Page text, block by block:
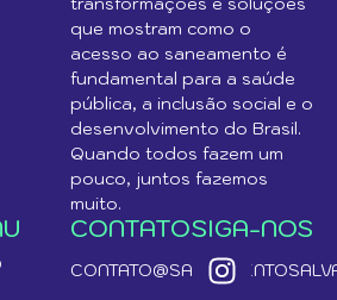
que mostram como o
acesso ao saneamento é
fundamental para a saúde
pública, a inclusão social e o
desenvolvimento do Brasil.
Quando todos fazem um
pouco, juntos fazemos
muito.
CONTATOSIGA-NOS